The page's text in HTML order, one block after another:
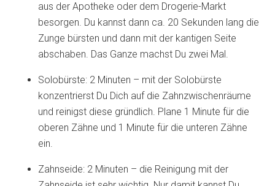
aus der Apotheke oder dem Drogerie-Markt
besorgen. Du kannst dann ca. 20 Sekunden lang die
Zunge bürsten und dann mit der kantigen Seite
abschaben. Das Ganze machst Du zwei Mal.
Solobürste: 2 Minuten – mit der Solobürste
konzentrierst Du Dich auf die Zahnzwischenräume
und reinigst diese gründlich. Plane 1 Minute für die
oberen Zähne und 1 Minute für die unteren Zähne
ein.
Zahnseide: 2 Minuten – die Reinigung mit der